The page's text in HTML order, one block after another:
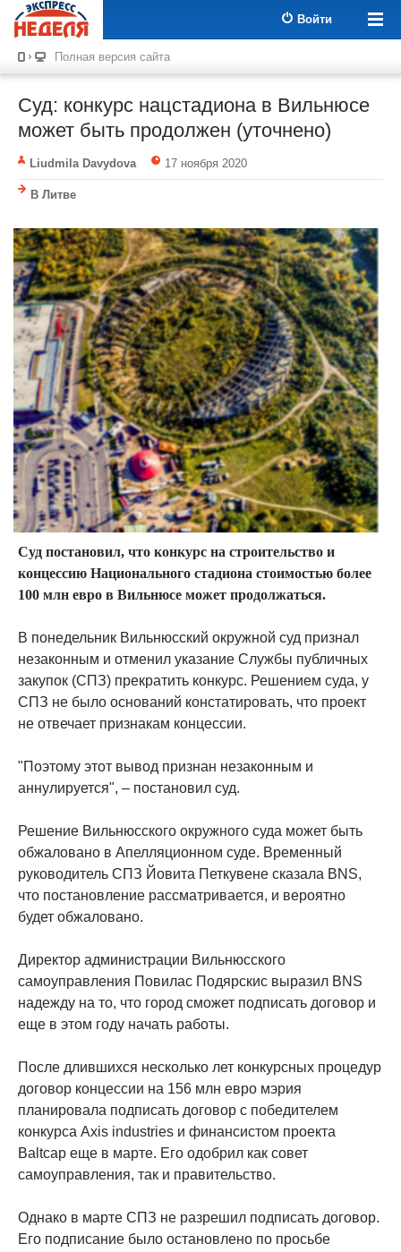
Войти
Полная версия сайта
Суд: конкурс нацстадиона в Вильнюсе
может быть продолжен (уточнено)
Liudmila Davydova 17 ноября 2020
В Литве
Суд постановил, что конкурс на строительство и
концессию Национального стадиона стоимостью более
100 млн евро в Вильнюсе может продолжаться.
В понедельник Вильнюсский окружной суд признал
незаконным и отменил указание Службы публичных
закупок (СПЗ) прекратить конкурс. Решением суда, у
СПЗ не было оснований констатировать, что проект
не отвечает признакам концессии.
"Поэтому этот вывод признан незаконным и
аннулируется", – постановил суд.
Решение Вильнюсского окружного суда может быть
обжаловано в Апелляционном суде. Временный
руководитель СПЗ Йовита Петкувене сказала BNS,
что постановление рассматривается, и вероятно
будет обжаловано.
Директор администрации Вильнюсского
самоуправления Повилас Подярскис выразил BNS
надежду на то, что город сможет подписать договор и
еще в этом году начать работы.
После длившихся несколько лет конкурсных процедур
договор концессии на 156 млн евро мэрия
планировала подписать договор с победителем
конкурса Axis industries и финансистом проекта
Baltcap еще в марте. Его одобрил как совет
самоуправления, так и правительство.
Однако в марте СПЗ не разрешил подписать договор.
Его подписание было остановлено по просьбе